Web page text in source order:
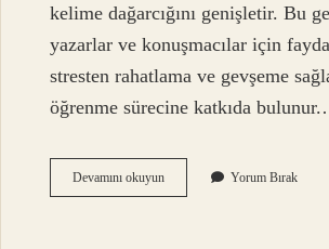
kelime dağarcığını genişletir. Bu
yazarlar ve konuşmacılar için
stresten rahatlama ve gevşeme
öğrenme sürecine katkıda
Devamını okuyunOkumanın
Temel
Yorum Bırak